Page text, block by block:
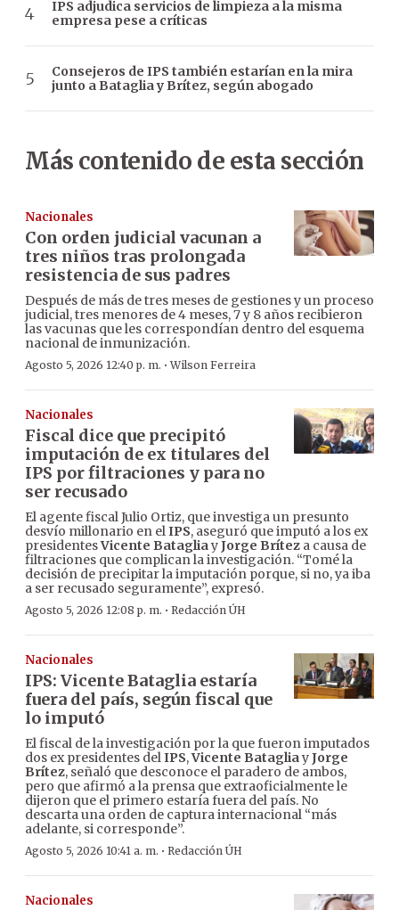
IPS adjudica servicios de limpieza a la misma
empresa pese a críticas
Consejeros de IPS también estarían en la mira
junto a Bataglia y Brítez, según abogado
Más contenido de esta sección
Nacionales
Con orden judicial vacunan a
tres niños tras prolongada
resistencia de sus padres
Después de más de tres meses de gestiones y un proceso
judicial, tres menores de 4 meses, 7 y 8 años recibieron
las vacunas que les correspondían dentro del esquema
nacional de inmunización.
Agosto 5, 2026 12:40 p. m. ·Wilson Ferreira
Nacionales
Fiscal dice que precipitó
imputación de ex titulares del
IPS por filtraciones y para no
ser recusado
El agente fiscal Julio Ortiz, que investiga un presunto
desvío millonario en elIPS, aseguró que imputó a los ex
presidentesVicente BatagliayJorge Brítez a causa de
filtraciones que complican la investigación. “Tomé la
decisión de precipitar la imputación porque, si no, ya iba
a ser recusado seguramente”, expresó.
Agosto 5, 2026 12:08 p. m. · Redacción ÚH
Nacionales
IPS: Vicente Bataglia estaría
fuera del país, según fiscal que
lo imputó
El fiscal de la investigación por la que fueron imputados
dos ex presidentes delIPS,Vicente BatagliayJorge
Brítez, señaló que desconoce el paradero de ambos,
pero que afirmó a la prensa que extraoficialmente le
dijeron que el primero estaría fuera del país. No
descarta una orden de captura internacional “más
adelante, si corresponde”.
Agosto 5, 2026 10:41 a. m. · Redacción ÚH
Nacionales